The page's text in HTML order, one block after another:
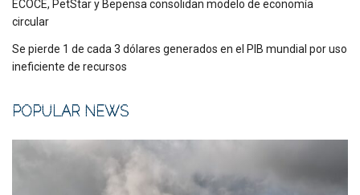
ECOCE, PetStar y Bepensa consolidan modelo de economía
circular
Se pierde 1 de cada 3 dólares generados en el PIB mundial por uso
ineficiente de recursos
POPULAR NEWS